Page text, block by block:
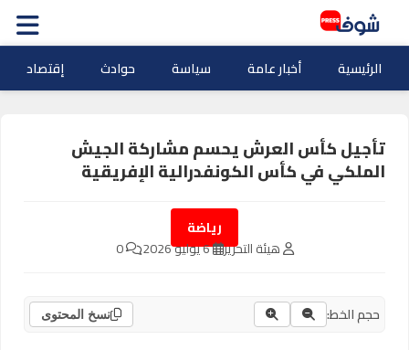
الرئيسية أخبار عامة سياسة حوادث إقتصاد
تأجيل كأس العرش يحسم مشاركة الجيش
الملكي في كأس الكونفدرالية الإفريقية
رياضة
هيئة التحرير 6 يوليو 2026 0
حجم الخط: نسخ المحتوى